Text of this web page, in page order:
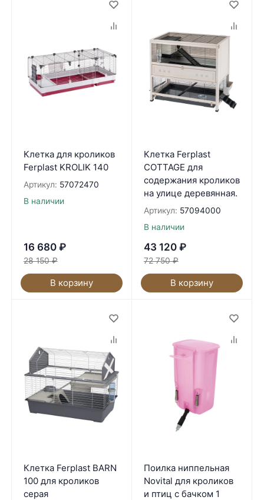
Клетка для кроликов
Ferplast KROLIK 140
Артикул: 57072470
В наличии
16 680 ₽
28 150 ₽
В корзину
Клетка Ferplast
COTTAGE для
содержания кроликов
на улице деревянная.
Артикул: 57094000
В наличии
43 120 ₽
72 750 ₽
В корзину
Клетка Ferplast BARN
100 для кроликов
серая
Поилка ниппельная
Novital для кроликов
и птиц с бачком 1